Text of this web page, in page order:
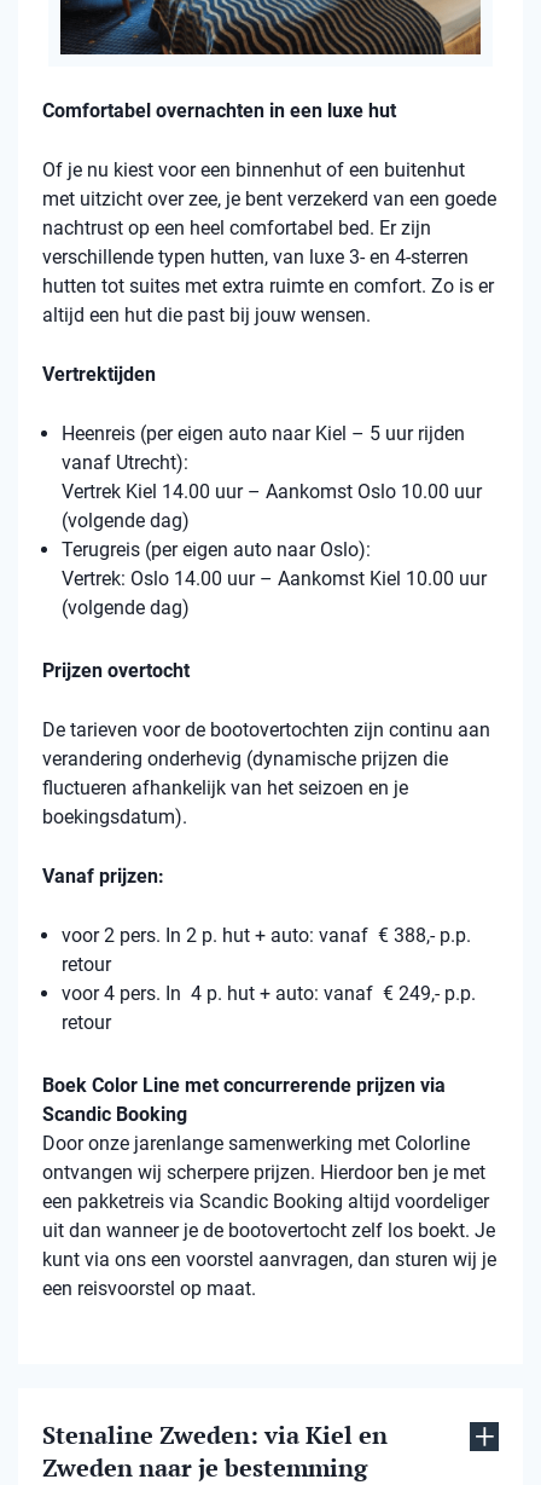
Comfortabel overnachten in een luxe hut
Of je nu kiest voor een binnenhut of een buitenhut
met uitzicht over zee, je bent verzekerd van een goede
nachtrust op een heel comfortabel bed. Er zijn
verschillende typen hutten, van luxe 3- en 4-sterren
hutten tot suites met extra ruimte en comfort. Zo is er
altijd een hut die past bij jouw wensen.
Vertrektijden
Heenreis (per eigen auto naar Kiel – 5 uur rijden
vanaf Utrecht):
Vertrek Kiel 14.00 uur – Aankomst Oslo 10.00 uur
(volgende dag)
Terugreis (per eigen auto naar Oslo):
Vertrek: Oslo 14.00 uur – Aankomst Kiel 10.00 uur
(volgende dag)
Prijzen overtocht
De tarieven voor de bootovertochten zijn continu aan
verandering onderhevig (dynamische prijzen die
fluctueren afhankelijk van het seizoen en je
boekingsdatum).
Vanaf prijzen:
voor 2 pers. In 2 p. hut + auto: vanaf € 388,- p.p.
retour
voor 4 pers. In 4 p. hut + auto: vanaf € 249,- p.p.
retour
Boek Color Line met concurrerende prijzen via
Scandic Booking
Door onze jarenlange samenwerking met Colorline
ontvangen wij scherpere prijzen. Hierdoor ben je met
een pakketreis via Scandic Booking altijd voordeliger
uit dan wanneer je de bootovertocht zelf los boekt. Je
kunt via ons een voorstel aanvragen, dan sturen wij je
een reisvoorstel op maat.
Stenaline Zweden: via Kiel en
Zweden naar je bestemming